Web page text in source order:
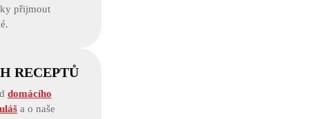
přijmout
RECEPTŮ
domácího
a o naše